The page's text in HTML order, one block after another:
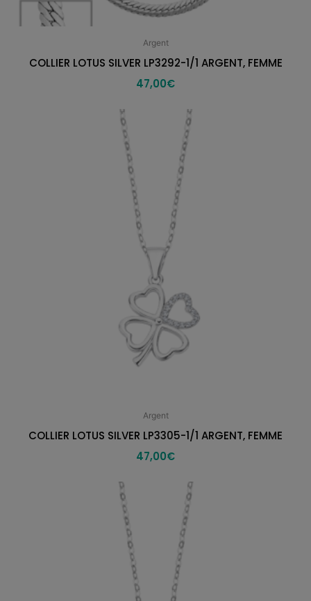
Argent
COLLIER LOTUS SILVER LP3292-1/1 ARGENT, FEMME
47,00€
Argent
COLLIER LOTUS SILVER LP3305-1/1 ARGENT, FEMME
47,00€